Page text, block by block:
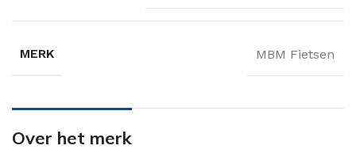
MERK MBM Fietsen
Over het merk